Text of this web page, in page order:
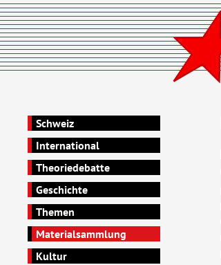
Schweiz
International
Theoriedebatte
Geschichte
Themen
Materialsammlung
Kultur